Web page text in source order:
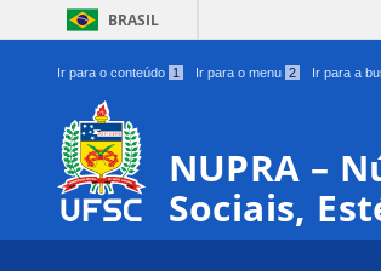
BRASIL
Ir para o conteúdo 1 Ir para o menu 2 Ir para a
NUPRA –
Sociais,